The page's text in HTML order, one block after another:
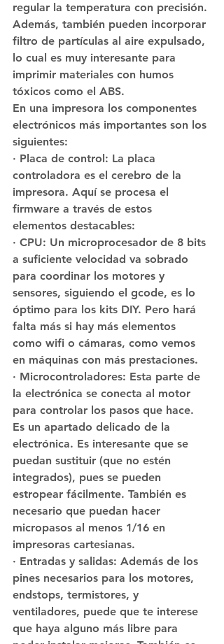
regular la temperatura con precisión.
Además, también pueden incorporar
filtro de partículas al aire expulsado,
lo cual es muy interesante para
imprimir materiales con humos
tóxicos como el ABS.
En una impresora los componentes
electrónicos más importantes son los
siguientes:
· Placa de control: La placa
controladora es el cerebro de la
impresora. Aquí se procesa el
firmware a través de estos
elementos destacables:
· CPU: Un microprocesador de 8 bits
a suficiente velocidad va sobrado
para coordinar los motores y
sensores, siguiendo el gcode, es lo
óptimo para los kits DIY. Pero hará
falta más si hay más elementos
como wifi o cámaras, como vemos
en máquinas con más prestaciones.
· Microcontroladores: Esta parte de
la electrónica se conecta al motor
para controlar los pasos que hace.
Es un apartado delicado de la
electrónica. Es interesante que se
puedan sustituir (que no estén
integrados), pues se pueden
estropear fácilmente. También es
necesario que puedan hacer
micropasos al menos 1/16 en
impresoras cartesianas.
· Entradas y salidas: Además de los
pines necesarios para los motores,
endstops, termistores, y
ventiladores, puede que te interese
que haya alguno más libre para